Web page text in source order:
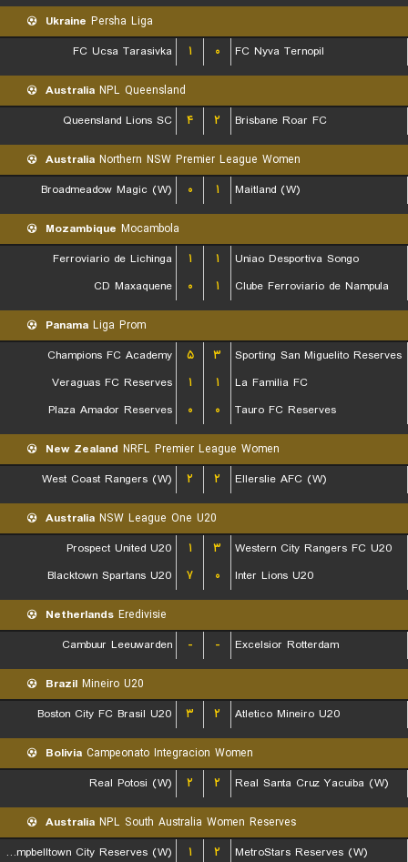
Ukraine Persha Liga
FC Ucsa Tarasivka
۱ ۰ FC Nyva Ternopil
Australia NPL Queensland
Queensland Lions SC
۴ ۲ Brisbane Roar FC
Australia Northern NSW Premier League Women
Broadmeadow Magic (W)
۰ ۱ Maitland (W)
Mozambique Mocambola
Ferroviario de Lichinga
۱ ۱
Uniao Desportiva Songo
CD Maxaquene
۰ ۱ Clube Ferroviario de Nampula
Panama Liga Prom
Champions FC Academy
۵ ۳
Sporting San Miguelito Reserves
Veraguas FC Reserves
۱ ۱
La Familia FC
Plaza Amador Reserves
۰ ۰ Tauro FC Reserves
New Zealand NRFL Premier League Women
West Coast Rangers (W)
۲ ۲ Ellerslie AFC (W)
Australia NSW League One U20
Prospect United U20
۱ ۳
Western City Rangers FC U20
Blacktown Spartans U20
۷ ۰ Inter Lions U20
Netherlands Eredivisie
Cambuur Leeuwarden
- - Excelsior Rotterdam
Brazil Mineiro U20
Boston City FC Brasil U20
۳ ۲ Atletico Mineiro U20
Bolivia Campeonato Integracion Women
Real Potosi (W)
۲ ۲ Real Santa Cruz Yacuiba (W)
Australia NPL South Australia Women Reserves
Campbelltown City Reserves (W)
۱ ۲
MetroStars Reserves (W)